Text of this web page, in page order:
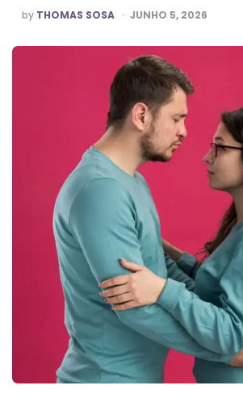
POSTED
BY
by THOMAS SOSA JUNHO 5, 2026